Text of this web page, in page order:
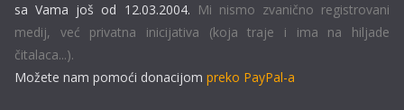
sa Vama još od 12.03.2004. Mi nismo zvanično registrovani
medij, već privatna inicijativa (koja traje i ima na hiljade
čitalaca...).
Možete nam pomoći donacijom preko PayPal-a